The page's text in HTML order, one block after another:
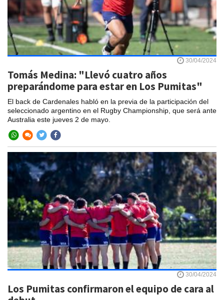
30/04/2024
Tomás Medina: "Llevó cuatro años
preparándome para estar en Los Pumitas"
El back de Cardenales habló en la previa de la participación del
seleccionado argentino en el Rugby Championship, que será ante
Australia este jueves 2 de mayo.
30/04/2024
Los Pumitas confirmaron el equipo de cara al